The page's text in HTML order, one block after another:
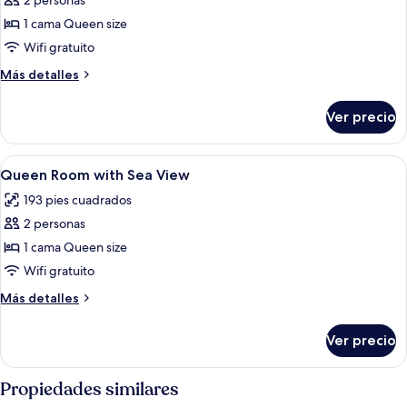
de
King
Suite
With
View
1 cama Queen size
Wifi gratuito
Más detalles
Más
Suite
With
Sea
Ver precio
Abrir
todas
las
fotos
de
Queen
Room
with
View
Minibar, caja de seguridad en la
8
Queen Room with Sea View
193 pies cuadrados
2 personas
1 cama Queen size
Wifi gratuito
Más detalles
Más
Room
with
Sea
Ver precio
Propiedades similares